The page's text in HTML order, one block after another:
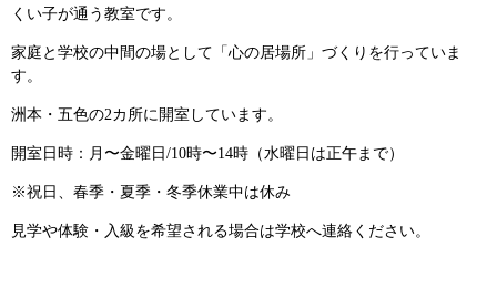
くい子が通う教室です。
家庭と学校の中間の場として「心の居場所」づくりを行っていま
す。
洲本・五色の2カ所に開室しています。
開室日時：月〜金曜日/10時〜14時（水曜日は正午まで）
※祝日、春季・夏季・冬季休業中は休み
見学や体験・入級を希望される場合は学校へ連絡ください。